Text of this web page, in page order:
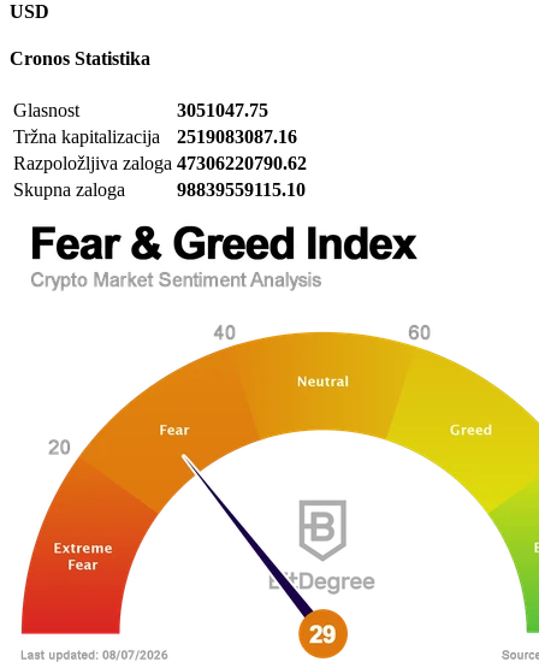
USD
Cronos Statistika
Glasnost
3051047.75
Tržna kapitalizacija
2519083087.16
Razpoložljiva zaloga 47306220790.62
Skupna zaloga
98839559115.10